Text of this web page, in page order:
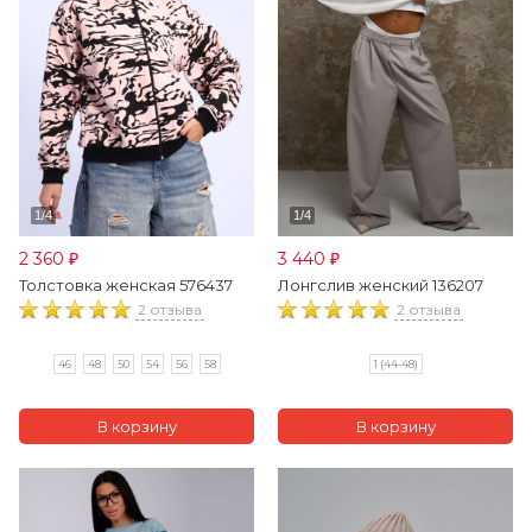
2 360 ₽
Толстовка женская 576437
2 отзыва
46 48 50 54 56 58
3 440 ₽
Лонгслив женский 136207
2 отзыва
1 (44-48)